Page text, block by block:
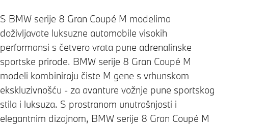
S BMW serije 8 Gran Coupé M modelima
doživljavate luksuzne automobile visokih
performansi s četvero vrata pune adrenalinske
sportske prirode. BMW serije 8 Gran Coupé M
modeli kombiniraju čiste M gene s vrhunskom
ekskluzivnošću - za avanture vožnje pune sportskog
stila i luksuza. S prostranom unutrašnjosti i
elegantnim dizajnom, BMW serije 8 Gran Coupé M